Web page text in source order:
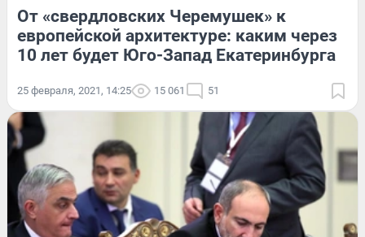
От «свердловских Черемушек» к
европейской архитектуре: каким через
10 лет будет Юго-Запад Екатеринбурга
25 февраля, 2021, 14:25 15 061 51